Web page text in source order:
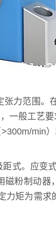
力范围。
一般工艺要
min
式。应变
粉制动器
力矩为需求